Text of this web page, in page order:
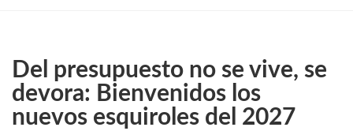
Del presupuesto no se vive, se
devora: Bienvenidos los
nuevos esquiroles del 2027